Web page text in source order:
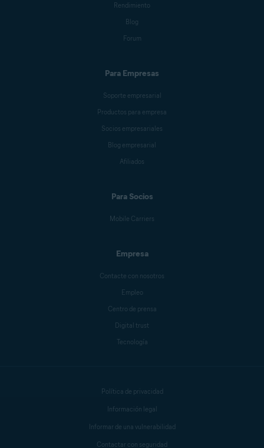
Melanie Weber
Crissy Joshua
Antoinette Cocorinos
Mike Polacko
Carly Burdova
Anthony Freda
Rendimiento
Blog
Forum
Para Empresas
Soporte empresarial
Productos para empresa
Socios empresariales
Blog empresarial
Afiliados
Para Socios
Mobile Carriers
Empresa
Contacte con nosotros
Empleo
Centro de prensa
Digital trust
Tecnología
Política de privacidad
Información legal
Informar de una vulnerabilidad
Contactar con seguridad